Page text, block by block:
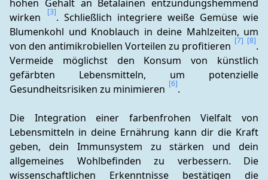
hohen Gehalt an Betalainen entzündungshemmend
wirken
[3]. Schließlich integriere weiße Gemüse wie
Blumenkohl und Knoblauch in deine Mahlzeiten, um
von den antimikrobiellen Vorteilen zu profitieren [7] [8].
Vermeide möglichst den Konsum von künstlich
gefärbten Lebensmitteln, um potenzielle
Gesundheitsrisiken zu minimieren [6].
Die Integration einer farbenfrohen Vielfalt von
Lebensmitteln in deine Ernährung kann dir die Kraft
geben, dein Immunsystem zu stärken und dein
allgemeines Wohlbefinden zu verbessern. Die
wissenschaftlichen Erkenntnisse bestätigen die